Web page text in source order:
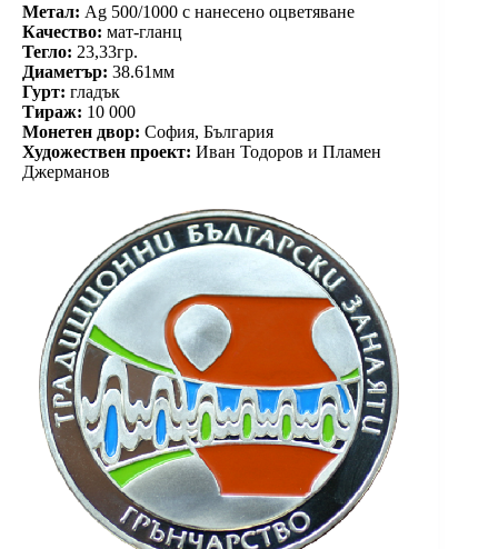
Метал: Ag 500/1000 с нанесено оцветяване
Качество: мат-гланц
Тегло: 23,33гр.
Диаметър: 38.61мм
Гурт: гладък
Тираж: 10 000
Монетен двор: София, България
Художествен проект: Иван Тодоров и Пламен
Джерманов